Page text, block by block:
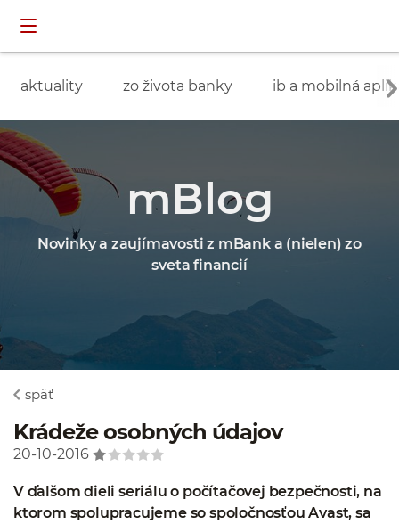
aktuality zo života banky ib a mobilná
mBlog
Novinky a zaujímavosti z mBank a (nielen) zo
sveta financií
späť
Krádeže osobných údajov
20-10-2016
V ďalšom dieli seriálu o počítačovej bezpečnosti, na
ktorom spolupracujeme so spoločnosťou Avast, sa